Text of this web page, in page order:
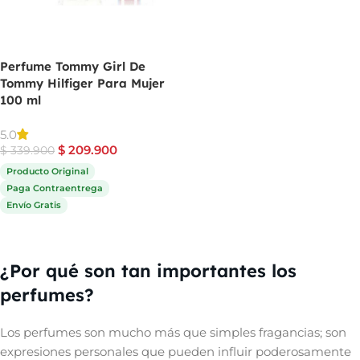
Perfume Tommy Girl De
Tommy Hilfiger Para Mujer
100 ml
5.0
$339.900 $ 209.900
Producto Original
Paga Contraentrega
Envío Gratis
¿Por qué son tan importantes los
perfumes?
Los perfumes son mucho más que simples fragancias; son
expresiones personales que pueden influir poderosamente